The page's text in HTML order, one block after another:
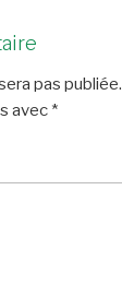
pas publiée.
avec *